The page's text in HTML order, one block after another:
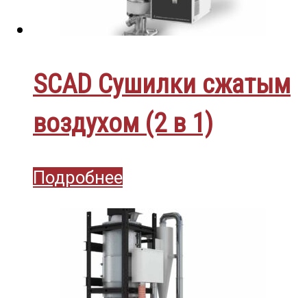
SCAD Сушилки сжатым
воздухом (2 в 1)
Подробнее